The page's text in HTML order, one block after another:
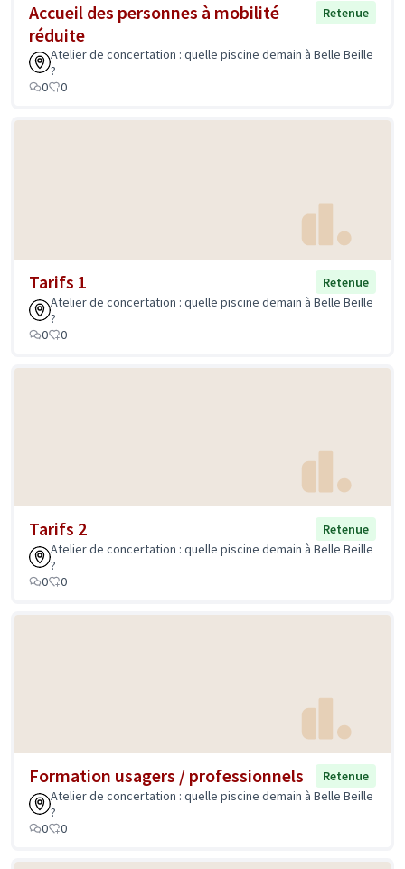
Accueil des personnes à mobilité
réduite
Retenue
Atelier de concertation : quelle piscine demain à Belle Beille
?
0
0
Tarifs 1
Retenue
Atelier de concertation : quelle piscine demain à Belle Beille
?
0
0
Tarifs 2
Retenue
Atelier de concertation : quelle piscine demain à Belle Beille
?
0
0
Formation usagers / professionnels
Retenue
Atelier de concertation : quelle piscine demain à Belle Beille
?
0
0